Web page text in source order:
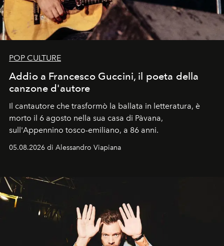
POP CULTURE
Addio a Francesco Guccini, il poeta della
canzone d'autore
Il cantautore che trasformò la ballata in letteratura, è
morto il 6 agosto nella sua casa di Pàvana,
sull'Appennino tosco-emiliano, a 86 anni.
05.08.2026 di Alessandro Viapiana